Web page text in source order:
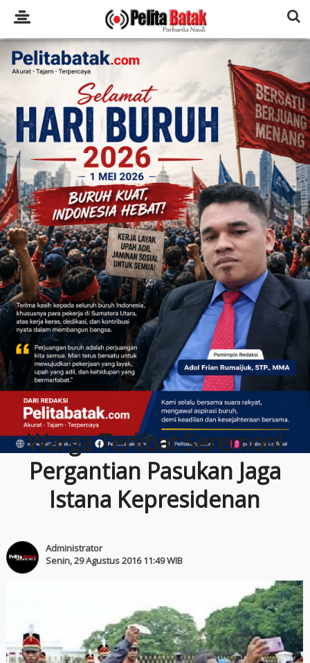
Warga Terlibat Seremoni
Pergantian Pasukan Jaga
Istana Kepresidenan
Administrator
Senin, 29 Agustus 2016 11:49 WIB